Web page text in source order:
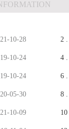
10-28 2 .
10-24 4 .
10-24 6 .
05-30 8 .
10-09 10 .